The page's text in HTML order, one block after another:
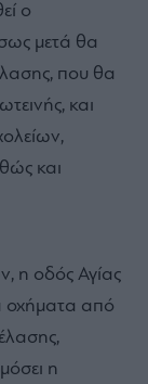
ο
μετά θα
που θα
και
και
η οδός Αγίας
οχήματα από
η